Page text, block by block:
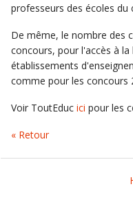
professeurs des écoles du
De même, le nombre des
concours, pour l'accès à
établissements
comme pour les concours
Voir ToutEduc ici pour les
« Retour